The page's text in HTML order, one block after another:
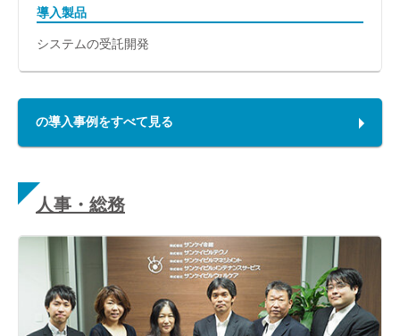
導入製品
システムの受託開発
の導入事例をすべて見る
人事・総務